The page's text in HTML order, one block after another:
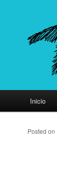
Inicio
Posted on